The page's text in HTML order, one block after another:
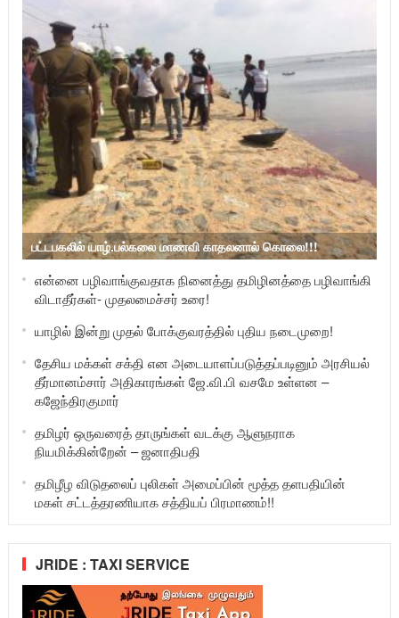
பட்டபகலில் யாழ்.பல்கலை மாணவி காதலனால் கொலை!!!
என்னை பழிவாங்குவதாக நினைத்து தமிழினத்தை பழிவாங்கி
விடாதீர்கள்- முதலமைச்சர் உரை!
யாழில் இன்று முதல் போக்குவரத்தில் புதிய நடைமுறை!
தேசிய மக்கள் சக்தி என அடையாளப்படுத்தப்படினும் அரசியல்
தீர்மானம்சார் அதிகாரங்கள் ஜே.வி.பி வசமே உள்ளன –
கஜேந்திரகுமார்
தமிழர் ஒருவரைத் தாருங்கள் வடக்கு ஆளுநராக
நியமிக்கின்றேன் – ஜனாதிபதி
தமிழீழ விடுதலைப் புலிகள் அமைப்பின் மூத்த தளபதியின்
மகள் சட்டத்தரணியாக சத்தியப் பிரமாணம்!!
JRIDE : TAXI SERVICE